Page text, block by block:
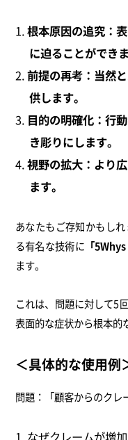
根本原因の追究：
に迫ることができま
前提の再考：当然
供します。
目的の明確化：行
き彫りにします。
視野の拡大：より
ます。
あなたもご存知かもし
る有名な技術に 「
ます。
これは、問題に対して5
表面的な症状から根本的
＜具体的な使用例
問題：「顧客からのクレ